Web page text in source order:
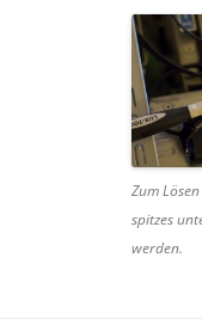
Zum
spitzes
werden.